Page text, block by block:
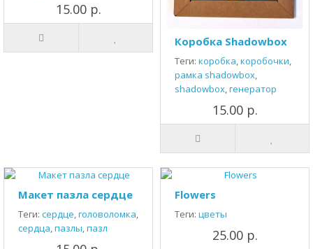
15.00 р.
Коробка Shadowbox
Теги: коробка,коробочки,
рамка shadowbox,
shadowbox,генератор
15.00 р.
Макет пазла сердце
Теги: сердце,головоломка,
сердца,пазлы,пазл
Flowers
Теги: цветы
25.00 р.